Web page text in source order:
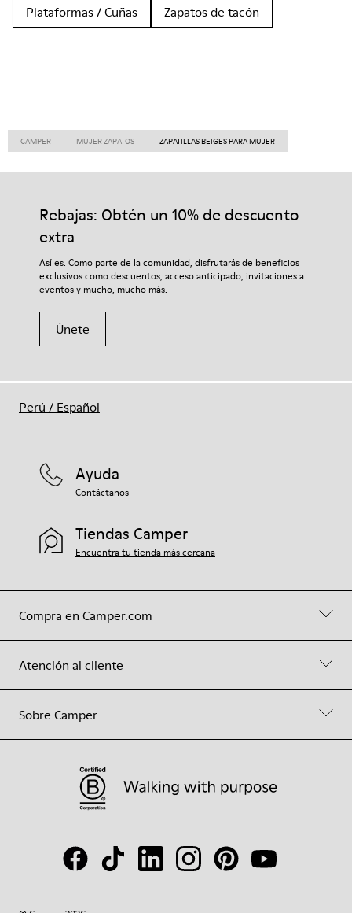
Plataformas / Cuñas
Zapatos de tacón
CAMPER MUJER ZAPATOS ZAPATILLAS BEIGES PARA MUJER
Rebajas: Obtén un 10% de descuento
extra
Así es. Como parte de la comunidad, disfrutarás de beneficios
exclusivos como descuentos, acceso anticipado, invitaciones a
eventos y mucho, mucho más.
Únete
Compra en Camper.com
Atención al cliente
Sobre Camper
Ayuda
Contáctanos
Tiendas Camper
Encuentra tu tienda más cercana
Perú / Español